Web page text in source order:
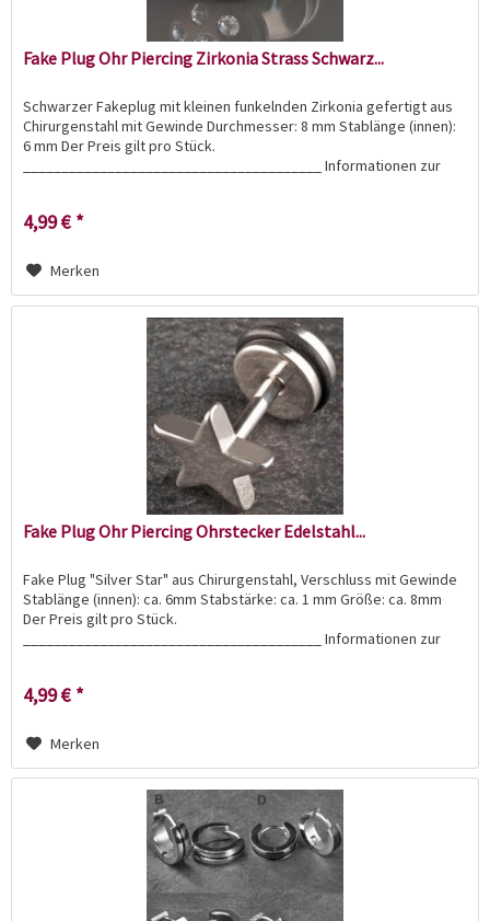
Fake Plug Ohr Piercing Zirkonia Strass Schwarz...
Schwarzer Fakeplug mit kleinen funkelnden Zirkonia gefertigt aus
Chirurgenstahl mit Gewinde Durchmesser: 8 mm Stablänge (innen):
6 mm Der Preis gilt pro Stück.
_______________________________________ Informationen zur
4,99 € *
Merken
Fake Plug Ohr Piercing Ohrstecker Edelstahl...
Fake Plug "Silver Star" aus Chirurgenstahl, Verschluss mit Gewinde
Stablänge (innen): ca. 6mm Stabstärke: ca. 1 mm Größe: ca. 8mm
Der Preis gilt pro Stück.
_______________________________________ Informationen zur
4,99 € *
Merken